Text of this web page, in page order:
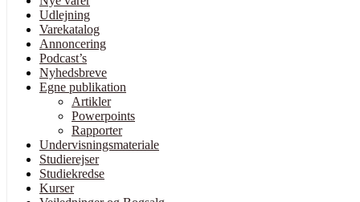
Udlejning
Varekatalog
Annoncering
Podcast’s
Nyhedsbreve
Egne publikation
Artikler
Powerpoints
Rapporter
Undervisningsmateriale
Studierejser
Studiekredse
Kurser